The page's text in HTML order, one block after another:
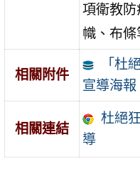
項衛教
幟、布條
相關附件
「杜
宣導海報
相關連結
杜絕
導